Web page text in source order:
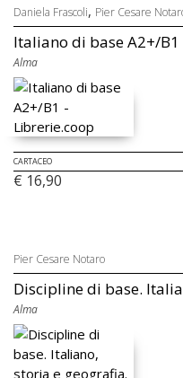
Daniela Frascoli, Pier Cesare
Italiano di base A2+/B1
Alma
CARTACEO
€ 16,90
Pier Cesare Notaro
Discipline di base.
Alma